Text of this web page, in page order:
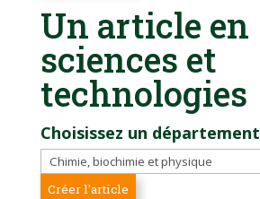
Un article en
sciences et
technologies
Choisissez un département